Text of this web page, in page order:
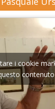
i cookie
contenuto